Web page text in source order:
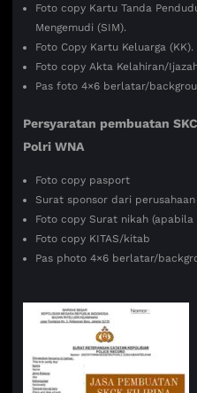
Foto copy Kartu Tanda
Mengemudi (SIM).
Foto Copy Kartu Keluarga (KK).
Foto copy Akta Kelahiran/
Pas foto 4×6 berlatar/
Persyaratan pembuatan
Polri WNA
Foto copy pasport
Surat sponsor dari perusahaan
Foto copy Surat nikah (apabila
Foto copy KITAS/kitab
Pas photo 4×6 berlatar/